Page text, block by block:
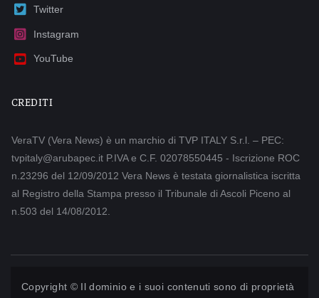
Twitter
Instagram
YouTube
CREDITI
VeraTV (Vera News) è un marchio di TVP ITALY S.r.l. – PEC:
tvpitaly@arubapec.it P.IVA e C.F. 02078550445 - Iscrizione ROC
n.23296 del 12/09/2012 Vera News è testata giornalistica iscritta
al Registro della Stampa presso il Tribunale di Ascoli Piceno al
n.503 del 14/08/2012.
Copyright © Il dominio e i suoi contenuti sono di proprietà